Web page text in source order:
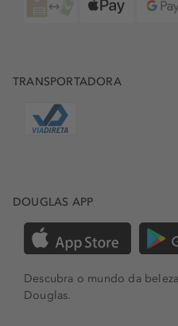
TRANSPORTADORA
DOUGLAS APP
Descubra o mundo da
Douglas.